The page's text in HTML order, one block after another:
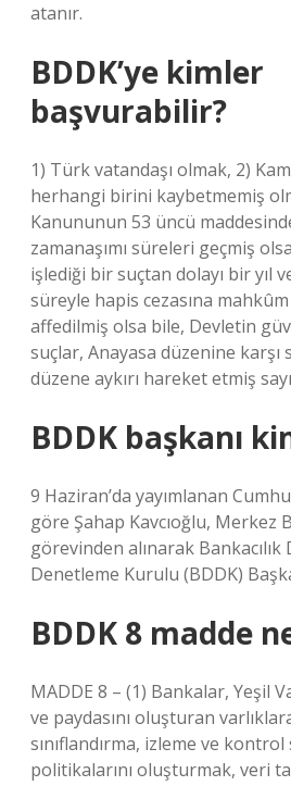
atanır.
BDDK’ye kimler
başvurabilir?
1) Türk vatandaşı olmak, 2)
herhangi birini kaybetmemiş
Kanununun 53 üncü
zamanaşımı süreleri geçmiş
işlediği bir suçtan dolayı bir yıl
süreyle hapis cezasına
affedilmiş olsa bile, Devletin
suçlar, Anayasa düzenine karşı
düzene aykırı hareket etmiş
BDDK başkanı
9 Haziran’da yayımlanan
göre Şahap Kavcıoğlu, Merkez
görevinden alınarak Bankacılık
Denetleme Kurulu (BDDK)
BDDK 8 madde
MADDE 8 – (1) Bankalar, Yeşil
ve paydasını oluşturan
sınıflandırma, izleme ve kontrol
politikalarını oluşturmak, veri